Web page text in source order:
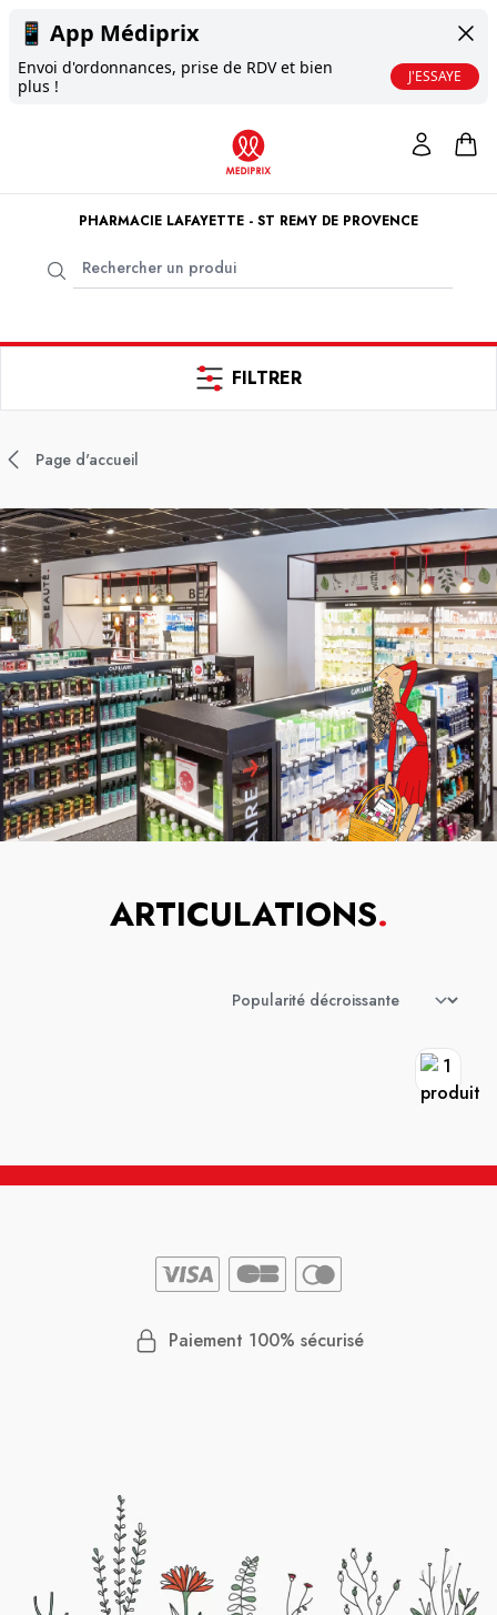
📱 App Médiprix
Envoi d'ordonnances, prise de RDV et bien
plus !
J'ESSAYE
PHARMACIE LAFAYETTE - ST REMY DE PROVENCE
FILTRER
Page d'accueil
ARTICULATIONS.
Paiement 100% sécurisé